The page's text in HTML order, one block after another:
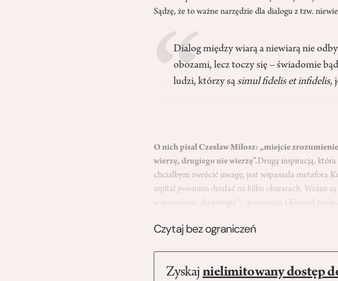
Sądzę, że to ważne narzędzie dla dialogu z tzw.
Dialog między wiarą a niewiarą nie
obozami, lecz toczy się – świadomie
ludzi, którzy są simul fidelis et infidelis,
O nich pisał Czesław Miłosz: „miejcie
wierzę, drugiego nie wierzę”.Drugą inspiracją, która
chciałbym zwrócić uwagę, jest wspaniała metafora
szpital powinien działać na kilku obszarach. Ważne
wspomniana „kairologia”), prewencja (Kościół
Czytaj bez ograniczeń
Zyskaj nielimitowany dostęp